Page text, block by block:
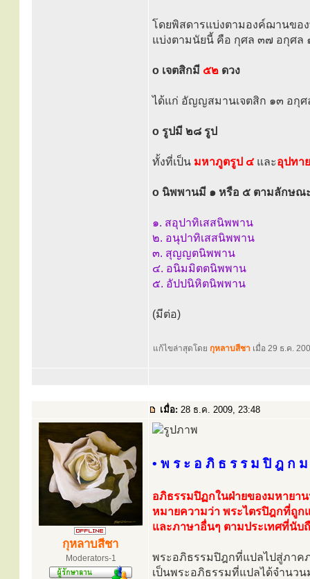
โดยพิสดารแบ่งตามองค์ฌานขอ
แบ่งตามนัยนี้ คือ กุศล ๓๗ อกุศล
o เจตสิกมี ๕๒ ดวง
ได้แก่ อัญญสมานเจตสิก ๑๓ อกุ
o รูปมี ๒๘ รูป
ทั้งที่เป็น มหาภูตรูป ๔ และอุปทา
o นิพพานมี ๑ หรือ ๕ ตามลักษณ
๑. สอุปาทิเสสนิพพาน
๒. อนุปาทิเสสนิพพาน
๓. สุญญตนิพพาน
๔. อนิมมิตตนิพพาน
๕. อัปปนิหิตนิพพาน
(มีต่อ)
แก้ไขล่าสุดโดย กุหลาบสีชา เมื่อ 29 ธ.ค.
เมื่อ: 28 ธ.ค. 2009, 23:48
กุหลาบสีชา
Moderators-1
• พ ร ะ อ ภิ ธ ร ร ม ปิ ฎ ก
อภิธรรมปิฏกในฝ่ายของมหายา
หมายความว่า พระไตรปิฎกที่ถู
และภาษาอื่นๆ ตามประเทศที่นั
พระอภิธรรมปิฎกที่แปลไปสู่ภาค
เป็นพระอภิธรรมที่แปลได้จำนวน